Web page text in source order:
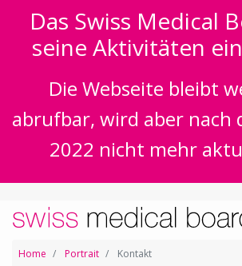
Das Swiss Medical
seine Aktivitäten
Die Webseite bleibt
abrufbar, wird aber nach
2022 nicht mehr
Home Portrait Kontakt